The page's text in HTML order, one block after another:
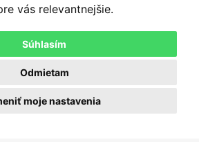
vás relevantnejšie.
Súhlasím
Odmietam
moje nastavenia
práva
Webdesign by CaReg soft, s.r.o.